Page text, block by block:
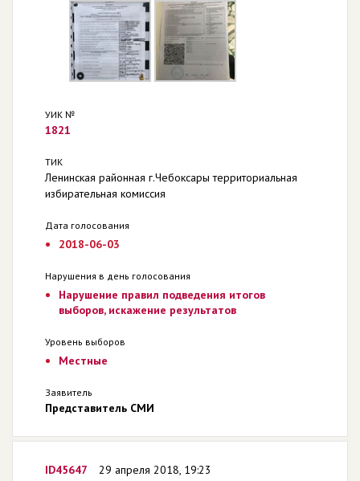
УИК №
1821
ТИК
Ленинская районная г.Чебоксары территориальная
избирательная комиссия
Дата голосования
2018-06-03
Нарушения в день голосования
Нарушение правил подведения итогов
выборов, искажение результатов
Уровень выборов
Местные
Заявитель
Представитель СМИ
ID45647 29 апреля 2018, 19:23